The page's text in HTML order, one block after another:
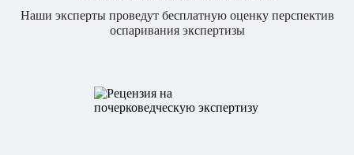
Наши эксперты проведут бесплатную оценку перспектив
оспаривания экспертизы